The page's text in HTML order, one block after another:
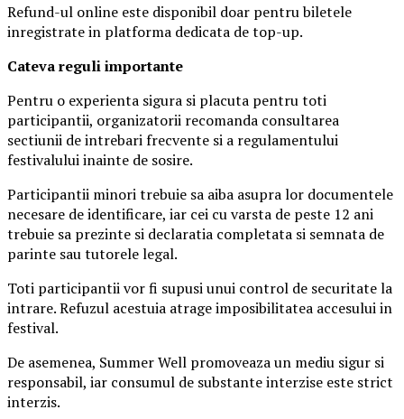
Refund-ul online este disponibil doar pentru biletele
inregistrate in platforma dedicata de top-up.
Cateva reguli importante
Pentru o experienta sigura si placuta pentru toti
participantii, organizatorii recomanda consultarea
sectiunii de intrebari frecvente si a regulamentului
festivalului inainte de sosire.
Participantii minori trebuie sa aiba asupra lor documentele
necesare de identificare, iar cei cu varsta de peste 12 ani
trebuie sa prezinte si declaratia completata si semnata de
parinte sau tutorele legal.
Toti participantii vor fi supusi unui control de securitate la
intrare. Refuzul acestuia atrage imposibilitatea accesului in
festival.
De asemenea, Summer Well promoveaza un mediu sigur si
responsabil, iar consumul de substante interzise este strict
interzis.